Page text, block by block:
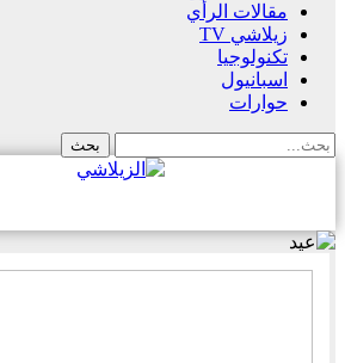
مقالات الرأي
زيلاشي TV
تكنولوجيا
اسبانيول
حوارات